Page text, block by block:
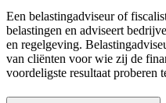
Een belastingadviseur of
belastingen en adviseert
en regelgeving.
van cliënten voor wie zij de
voordeligste resultaat proberen